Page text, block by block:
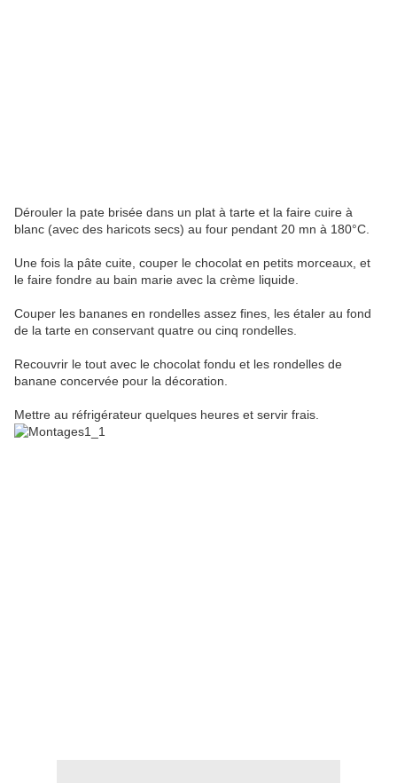
Dérouler la pate brisée dans un plat à tarte et la faire cuire à
blanc (avec des haricots secs) au four pendant 20 mn à 180°C.
Une fois la pâte cuite, couper le chocolat en petits morceaux, et
le faire fondre au bain marie avec la crème liquide.
Couper les bananes en rondelles assez fines, les étaler au fond
de la tarte en conservant quatre ou cinq rondelles.
Recouvrir le tout avec le chocolat fondu et les rondelles de
banane concervée pour la décoration.
Mettre au réfrigérateur quelques heures et servir frais.